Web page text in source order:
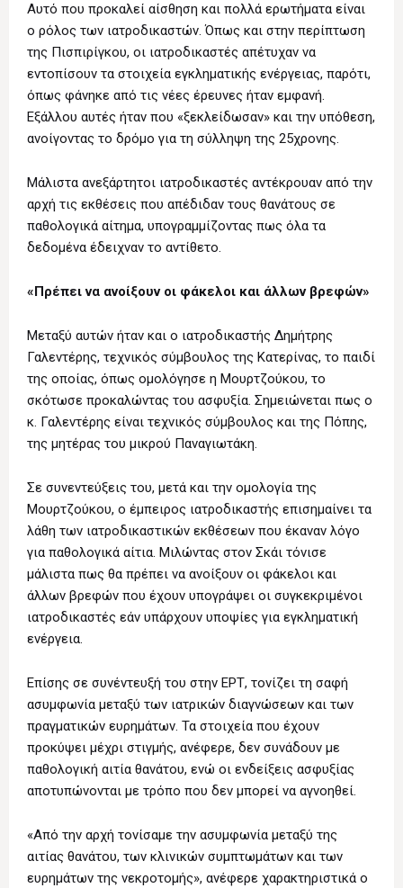
Αυτό που προκαλεί αίσθηση και πολλά ερωτήματα είναι
ο ρόλος των ιατροδικαστών. Όπως και στην περίπτωση
της Πισπιρίγκου, οι ιατροδικαστές απέτυχαν να
εντοπίσουν τα στοιχεία εγκληματικής ενέργειας, παρότι,
όπως φάνηκε από τις νέες έρευνες ήταν εμφανή.
Εξάλλου αυτές ήταν που «ξεκλείδωσαν» και την υπόθεση,
ανοίγοντας το δρόμο για τη σύλληψη της 25χρονης.
Μάλιστα ανεξάρτητοι ιατροδικαστές αντέκρουαν από την
αρχή τις εκθέσεις που απέδιδαν τους θανάτους σε
παθολογικά αίτημα, υπογραμμίζοντας πως όλα τα
δεδομένα έδειχναν το αντίθετο.
«Πρέπει να ανοίξουν οι φάκελοι και άλλων βρεφών»
Μεταξύ αυτών ήταν και ο ιατροδικαστής Δημήτρης
Γαλεντέρης, τεχνικός σύμβουλος της Κατερίνας, το παιδί
της οποίας, όπως ομολόγησε η Μουρτζούκου, το
σκότωσε προκαλώντας του ασφυξία. Σημειώνεται πως ο
κ. Γαλεντέρης είναι τεχνικός σύμβουλος και της Πόπης,
της μητέρας του μικρού Παναγιωτάκη.
Σε συνεντεύξεις του, μετά και την ομολογία της
Μουρτζούκου, ο έμπειρος ιατροδικαστής επισημαίνει τα
λάθη των ιατροδικαστικών εκθέσεων που έκαναν λόγο
για παθολογικά αίτια. Μιλώντας στον Σκάι τόνισε
μάλιστα πως θα πρέπει να ανοίξουν οι φάκελοι και
άλλων βρεφών που έχουν υπογράψει οι συγκεκριμένοι
ιατροδικαστές εάν υπάρχουν υποψίες για εγκληματική
ενέργεια.
Επίσης σε συνέντευξή του στην ΕΡΤ, τονίζει τη σαφή
ασυμφωνία μεταξύ των ιατρικών διαγνώσεων και των
πραγματικών ευρημάτων. Τα στοιχεία που έχουν
προκύψει μέχρι στιγμής, ανέφερε, δεν συνάδουν με
παθολογική αιτία θανάτου, ενώ οι ενδείξεις ασφυξίας
αποτυπώνονται με τρόπο που δεν μπορεί να αγνοηθεί.
«Από την αρχή τονίσαμε την ασυμφωνία μεταξύ της
αιτίας θανάτου, των κλινικών συμπτωμάτων και των
ευρημάτων της νεκροτομής», ανέφερε χαρακτηριστικά ο